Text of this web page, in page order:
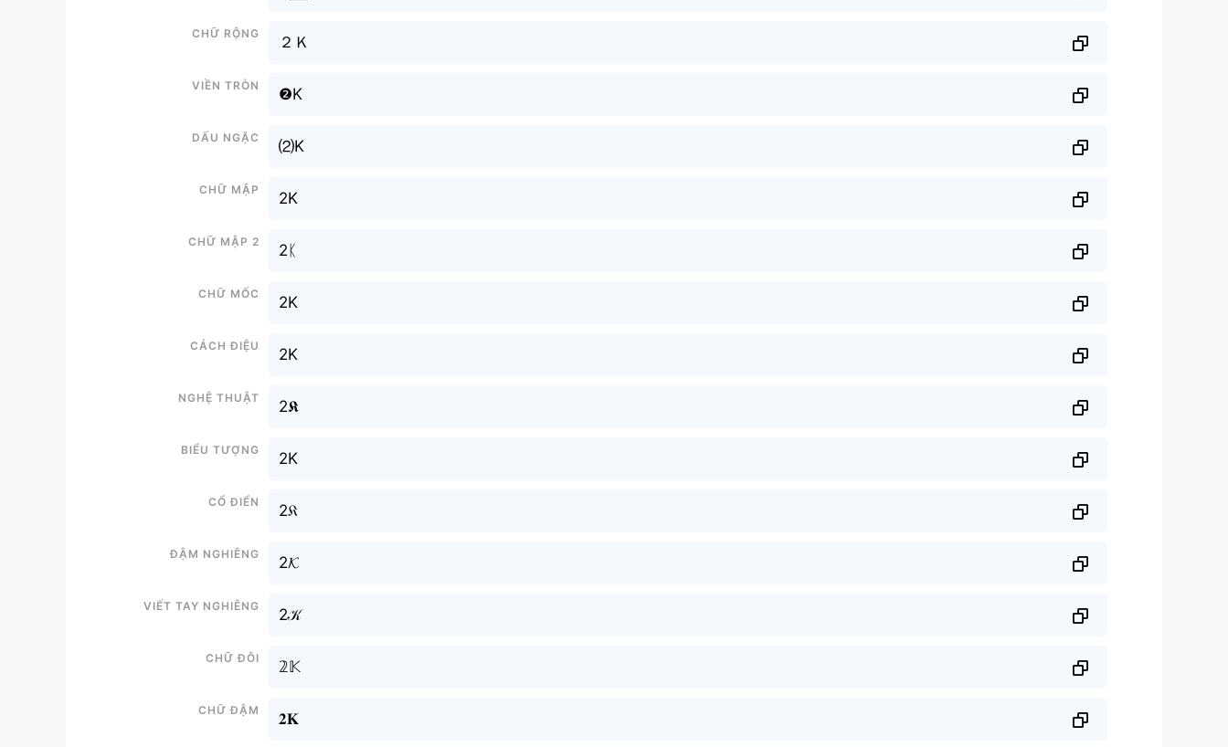
Chữ rộng
２Ｋ
Viền tròn
❷K
Dấu ngặc
⑵K
Chữ mập
2K
Chữ mập 2
2ᛕ
Chữ mốc
2K
Cách điệu
2K
Nghệ thuật
2𝕶
Biểu tượng
2K
Cổ điển
2𝔎
Đậm nghiêng
2𝓚
Viết tay nghiêng
2𝒦
Chữ đôi
𝟚𝕂
Chữ đậm
𝟐𝐊